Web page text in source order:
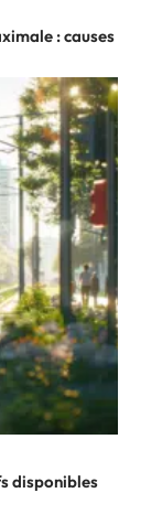
: causes
disponibles